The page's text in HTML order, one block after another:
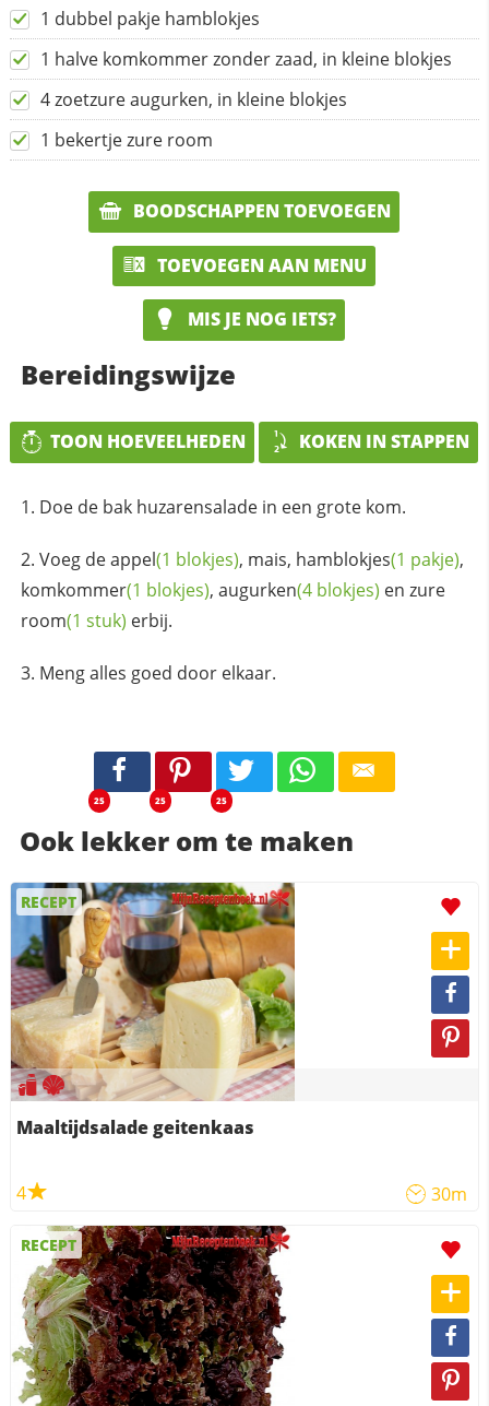
1 dubbel pakje hamblokjes
1 halve komkommer zonder zaad, in kleine blokjes
4 zoetzure augurken, in kleine blokjes
1 bekertje zure room
BOODSCHAPPEN TOEVOEGEN
TOEVOEGEN AAN MENU
MIS JE NOG IETS?
Bereidingswijze
TOON HOEVEELHEDEN KOKEN IN STAPPEN
Doe de bak huzarensalade in een grote kom.
Voeg deappel(1 blokjes), mais, hamblokjes(1 pakje),
komkommer(1 blokjes), augurken(4 blokjes) en zure
room(1 stuk) erbij.
Meng alles goed door elkaar.
25 25 25
Ook lekker om te maken
RECEPT
Maaltijdsalade geitenkaas
4 30m
RECEPT